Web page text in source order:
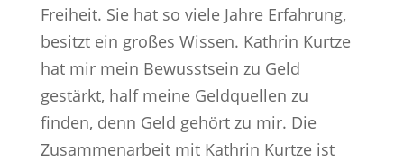
Freiheit. Sie hat so viele Jahre Erfahrung,
besitzt ein großes Wissen. Kathrin Kurtze
hat mir mein Bewusstsein zu Geld
gestärkt, half meine Geldquellen zu
finden, denn Geld gehört zu mir. Die
Zusammenarbeit mit Kathrin Kurtze ist